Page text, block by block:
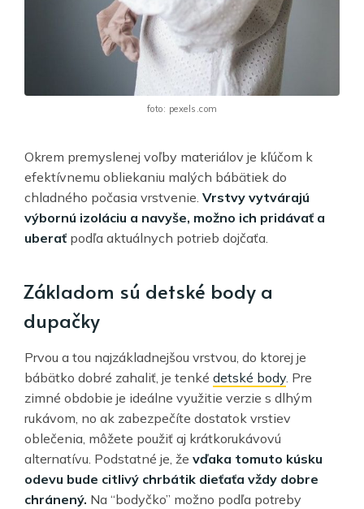
foto: pexels.com
Okrem premyslenej voľby materiálov je kľúčom k
efektívnemu obliekaniu malých bábätiek do
chladného počasia vrstvenie. Vrstvy vytvárajú
výbornú izoláciu a navyše, možno ich pridávať a
uberať podľa aktuálnych potrieb dojčaťa.
Základom sú detské body a
dupačky
Prvou a tou najzákladnejšou vrstvou, do ktorej je
bábätko dobré zahaliť, je tenké detské body. Pre
zimné obdobie je ideálne využitie verzie s dlhým
rukávom, no ak zabezpečíte dostatok vrstiev
oblečenia, môžete použiť aj krátkorukávovú
alternatívu. Podstatné je, že vďaka tomuto kúsku
odevu bude citlivý chrbátik dieťaťa vždy dobre
chránený. Na “bodyčko” možno podľa potreby